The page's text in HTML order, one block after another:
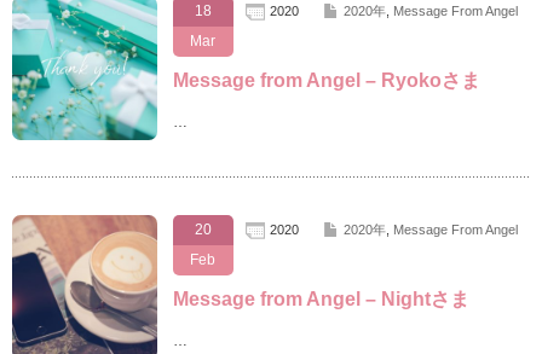
18
Mar
2020 2020年, Message From Angel
Message from Angel – Ryokoさま
20
Feb
2020 2020年, Message From Angel
Message from Angel – Nightさま
…